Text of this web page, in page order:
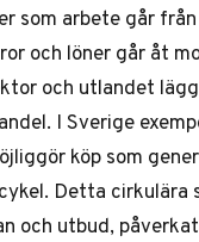
som arbete går
och löner går åt
och utlandet
I Sverige
köp som
Detta cirkulära
och utbud,